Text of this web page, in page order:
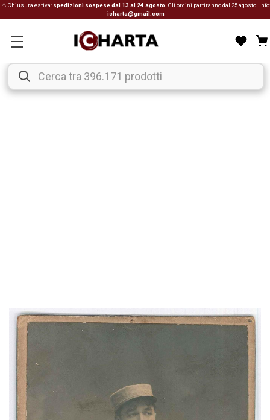
⚠ Chiusura estiva: spedizioni sospese dal 13 al 24 agosto . Gli ordini partiranno dal 25 agosto. Info:
icharta@gmail.com